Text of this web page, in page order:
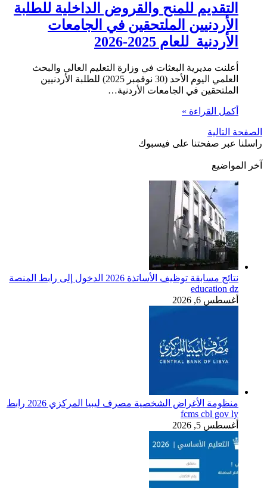
التقديم للمنح والقروض الداخلية للطلبة
الأردنيين الملتحقين في الجامعات
الأردنية للعام 2025-2026
أعلنت مديرية البعثات في وزارة التعليم العالي والبحث
العلمي اليوم الأحد (30 نوفمبر 2025) للطلبة الأردنيين
الملتحقين في الجامعات الأردنية…
أكمل القراءة »
الصفحة التالية
راسلنا عبر صفحتنا على فيسبوك
آخر المواضيع
نتائج مسابقة توظيف الأساتذة 2026 الدخول إلى رابط المنصة
education dz
أغسطس 6, 2026
منظومة الأغراض الشخصية مصرف ليبيا المركزي 2026 رابط
fcms cbl gov ly
أغسطس 5, 2026